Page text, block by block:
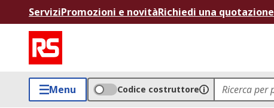
ServiziPromozioni e novitàRichiedi una quotazione
Menu Codice costruttore